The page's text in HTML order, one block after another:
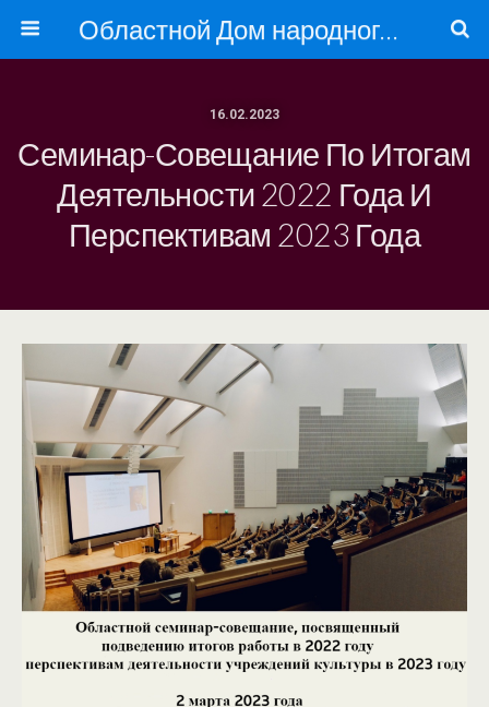
Областной Дом народного творчества
16.02.2023
Семинар-Совещание По Итогам
Деятельности 2022 Года И
Перспективам 2023 Года